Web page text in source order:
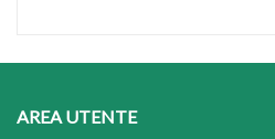
AREA UTENTE